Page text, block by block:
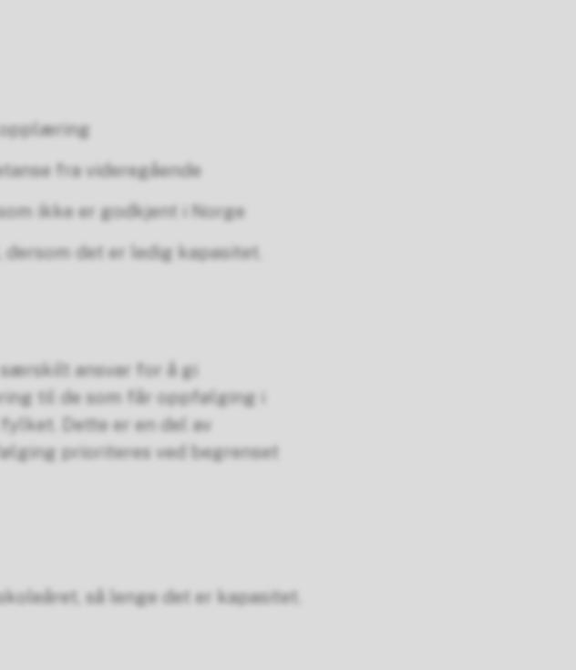
fra videregående
ikke er godkjent i Norge
det er ledig kapasitet.
ansvar for å gi
til de som får oppfølging i
Dette er en del av
prioriteres ved begrenset
så lenge det er kapasitet.